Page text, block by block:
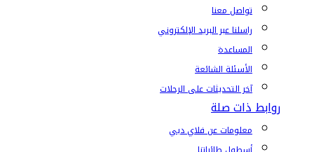
تواصل معنا
راسلنا عبر البريد الإلكتروني
المساعدة
الأسئلة الشائعة
آخر التحديثات على الرحلات
روابط ذات صلة
معلومات عن فلاي دبي